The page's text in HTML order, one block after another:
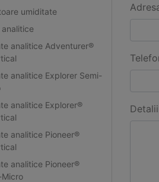
umiditate
analitice Adventurer®
analitice Explorer Semi-
analitice Explorer®
analitice Pioneer®
analitice Pioneer®
Micro